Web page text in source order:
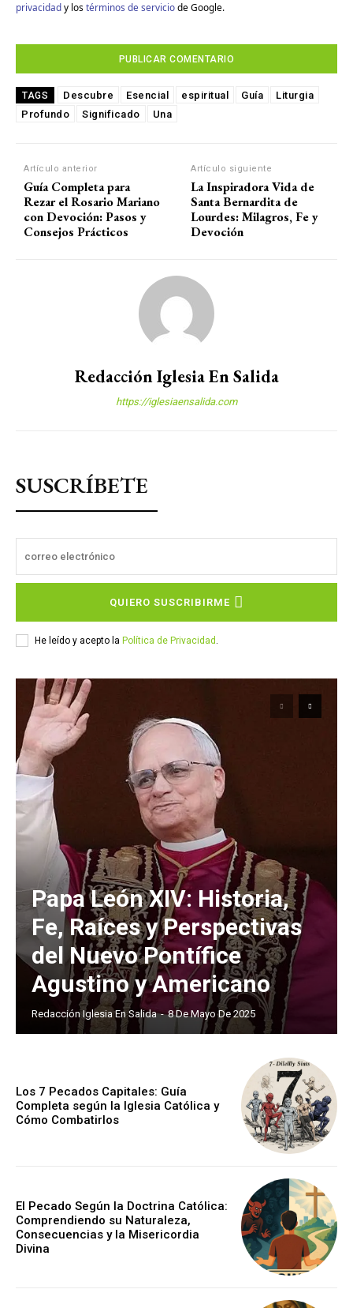
privacidady los términos de serviciode Google.
TAGS Descubre Esencial espiritual Guía
Liturgia
Profundo
Significado Una
Artículo anterior
Guía Completa para
Rezar el Rosario Mariano
con Devoción: Pasos y
Consejos Prácticos
Artículo siguiente
La Inspiradora Vida de
Santa Bernardita de
Lourdes: Milagros, Fe y
Devoción
Redacción Iglesia En Salida
https://iglesiaensalida.com
SUSCRÍBETE
QUIERO SUSCRIBIRME
He leído y acepto la Política de Privacidad
Papa León XIV: Historia,
Fe, Raíces y Perspectivas
del Nuevo Pontífice
Agustino y Americano
Redacción Iglesia En Salida - 8 De Mayo De 2025
Los 7 Pecados Capitales: Guía
Completa según la Iglesia Católica y
Cómo Combatirlos
El Pecado Según la Doctrina Católica:
Comprendiendo su Naturaleza,
Consecuencias y la Misericordia
Divina